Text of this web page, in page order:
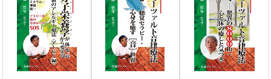
◎登校障害がみるみる改善した小学生のトレーニング体験実例
◎学習障害の傾向があると診断されたが音のカーテンがとれてすっき
り改善した体験実例
◎親子トレーニングで相乗効果が現れたコミュニケーション障害克服
の体験実例
◎学習障害にも関係がある耳の選別力を失った自閉症